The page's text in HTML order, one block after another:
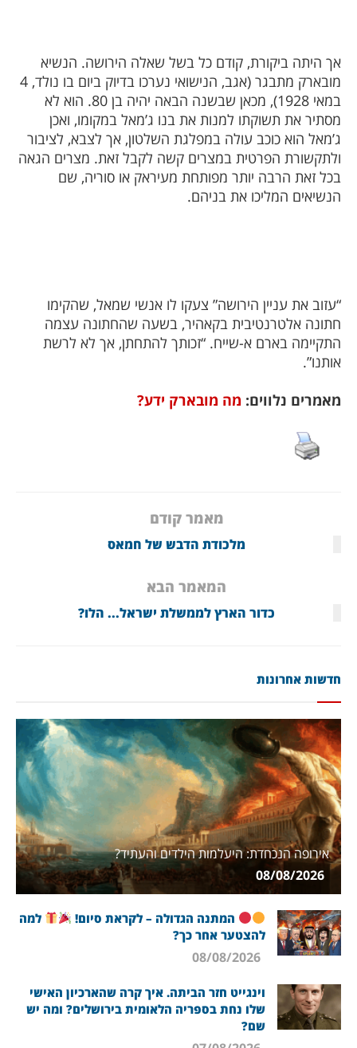
אך היתה ביקורת, קודם כל בשל שאלה הירושה. הנשיא
מובארק מתבגר (אגב, הנישואי נערכו בדיוק ביום בו נולד, 4
במאי 1928), מכאן שבשנה הבאה יהיה בן 80. הוא לא
מסתיר את תשוקתו למנות את בנו ג’מאל במקומו, ואכן
ג’מאל הוא כוכב עולה במפלגת השלטון, אך לצבא, לציבור
ולתקשורת הפרטית במצרים קשה לקבל זאת. מצרים הגאה
בכל זאת הרבה יותר מפותחת מעיראק או סוריה, שם
הנשיאים המליכו את בניהם.
“עזוב את עניין הירושה” צעקו לו אנשי שמאל, שהקימו
חתונה אלטרנטיבית בקאהיר, בשעה שהחתונה עצמה
התקיימה בארם א-שייח. “זכותך להתחתן, אך לא לרשת
אותנו”.
מאמרים נלווים: מה מובארק ידע?
מאמר קודם
מלכודת הדבש של חמאס
המאמר הבא
כדור הארץ לממשלת ישראל... הלו?
חדשות אחרונות
אירופה הנכחדת: היעלמות הילדים והעתיד?
המתנה הגדולה – לקראת סיום!
למה
להצטער אחר כך?
וינגייט חזר הביתה. איך קרה שהארכיון האישי
שלו נחת בספריה הלאומית בירושלים? ומה יש
שם?